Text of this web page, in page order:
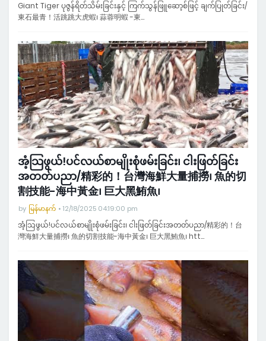
Giant Tiger ပုဇွန်ရိတ်သိမ်းခြင်းနှင့် ကြက်သွန်ဖြူဆော့စ်ဖြင့် ချက်ပြုတ်ခြင်း/
東石最青！活跳跳大虎蝦၊ 蒜蓉明蝦 -東…
အံ့သြဖွယ်!ပင်လယ်စာမျိုးစုံဖမ်းခြင်း၊ ငါးဖြတ်ခြင်း
အတတ်ပညာ/精彩的！台灣海鮮大量捕撈၊ 魚的切
割技能-海中黃金၊ 巨大黑鮪魚၊
by မြန်မာနက် 12/18/2025 04:19:00 pm
အံ့သြဖွယ်!ပင်လယ်စာမျိုးစုံဖမ်းခြင်း၊ ငါးဖြတ်ခြင်းအတတ်ပညာ/精彩的！台
灣海鮮大量捕撈၊ 魚的切割技能-海中黃金၊ 巨大黑鮪魚၊ htt…